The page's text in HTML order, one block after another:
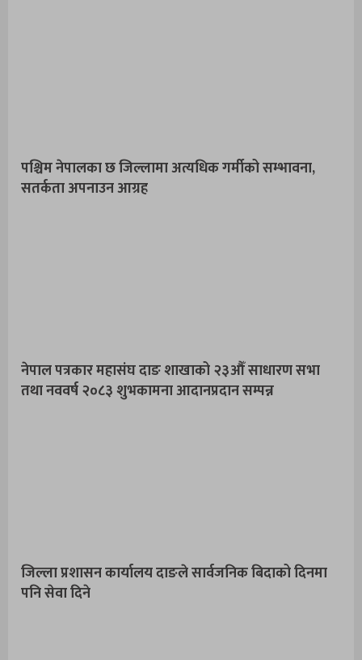
पश्चिम नेपालका छ जिल्लामा अत्यधिक गर्मीको सम्भावना,
सतर्कता अपनाउन आग्रह
नेपाल पत्रकार महासंघ दाङ शाखाको २३औँ साधारण सभा
तथा नववर्ष २०८३ शुभकामना आदानप्रदान सम्पन्न
जिल्ला प्रशासन कार्यालय दाङले सार्वजनिक बिदाको दिनमा
पनि सेवा दिने